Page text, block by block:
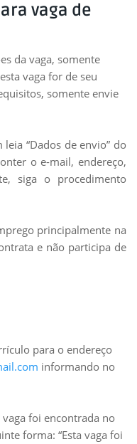
vaga de
da vaga, somente
vaga for de seu
somente envie
“Dados de envio” do
o e-mail, endereço,
siga o procedimento
principalmente na
e não participa de
para o endereço
informando no
foi encontrada no
forma: “Esta vaga foi